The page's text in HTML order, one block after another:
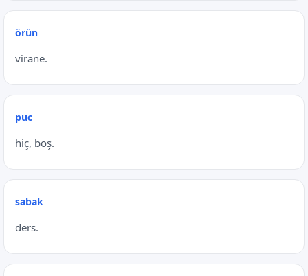
örün
virane.
puc
hiç, boş.
sabak
ders.